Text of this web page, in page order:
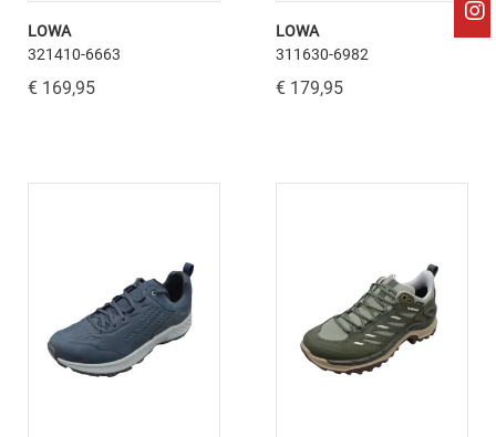
LOWA
321410-6663
€ 169,95
LOWA
311630-6982
€ 179,95